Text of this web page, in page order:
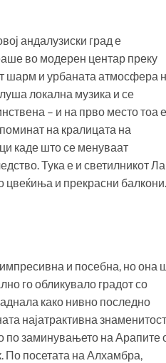
андалузиски град е
во модерен центар преку
шарм и урбаната атмосфера
локална музика и се
– и на прво место тоа е
на кралицата на
каде што се менуваат
Тука е и светилникот Ла
цвеќиња и прекрасни балкони.
и посебна, но она
го обликувало градот со
како нивно последно
најатрактивна
по заминувањето на Арапите
По посетата на Алхамбра,